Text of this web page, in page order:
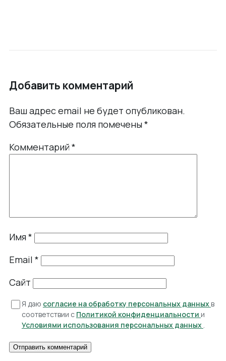
Добавить комментарий
Ваш адрес email не будет опубликован.
Обязательные поля помечены*
Комментарий*
Имя*
Email *
Сайт
Я даю согласие на обработку персональных данных в
соответствии с Политикой конфиденциальности и
Условиями использования персональных данных .